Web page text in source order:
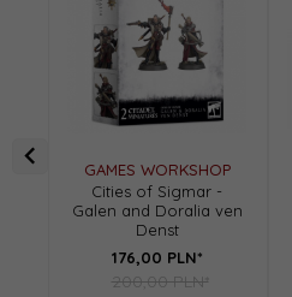
GAMES WORKSHOP
Cities of Sigmar -
Galen and Doralia ven
Denst
176,00 PLN*
200,00 PLN*